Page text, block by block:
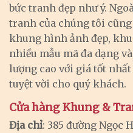
bức tranh đẹp như ý.
tranh của chúng tôi
khung hình ảnh đẹp,
nhiều mẫu mã đa dạng
lượng cao với giá tốt
tuyệt vời cho quý khách.
Cửa hàng Khung &
Địa chỉ: 385 đường Ngọc